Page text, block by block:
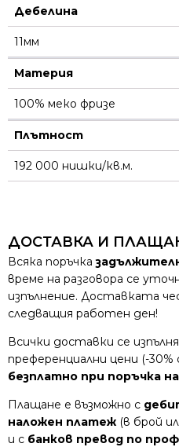
Дебелина
11мм
Материя
100% меко фризе
Плътност
192 000 нишки/кв.м.
ДОСТАВКА И
Всяка поръчка
време на разговора се
изпълнение. Доставката
следващия работен ден!
Всички доставки се
преференциални цени (-
безплатно при поръчка
Плащане е възможно с
наложен платеж (в брой
и с банков превод по